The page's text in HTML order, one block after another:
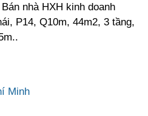
nhà HXH kinh doanh
P14, Q10m, 44m2, 3 tầng,
Minh